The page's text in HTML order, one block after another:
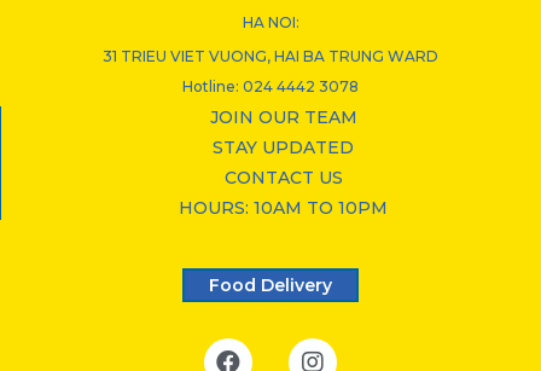
HA NOI:
31 TRIEU VIET VUONG, HAI BA TRUNG WARD
Hotline: 024 4442 3078
JOIN OUR TEAM
STAY UPDATED
CONTACT US
HOURS: 10AM TO 10PM
Food Delivery